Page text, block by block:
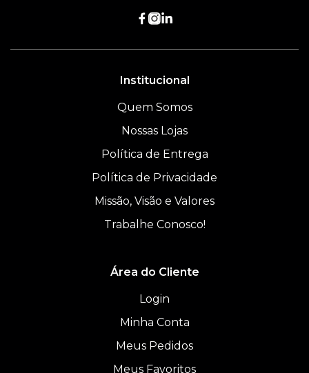
Institucional
Quem Somos
Nossas Lojas
Política de Entrega
Política de Privacidade
Missão, Visão e Valores
Trabalhe Conosco!
Área do Cliente
Login
Minha Conta
Meus Pedidos
Meus Favoritos